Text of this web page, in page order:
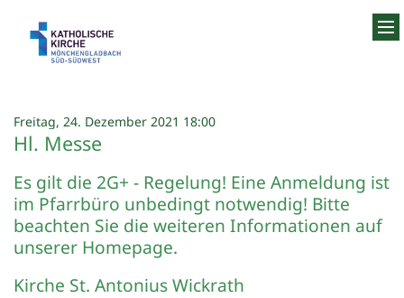
Freitag, 24. Dezember 2021 18:00:
Hl. Messe
Es gilt die 2G+ - Regelung! Eine Anmeldung ist
im Pfarrbüro unbedingt notwendig! Bitte
beachten Sie die weiteren Informationen auf
unserer Homepage.
Kirche St. Antonius Wickrath